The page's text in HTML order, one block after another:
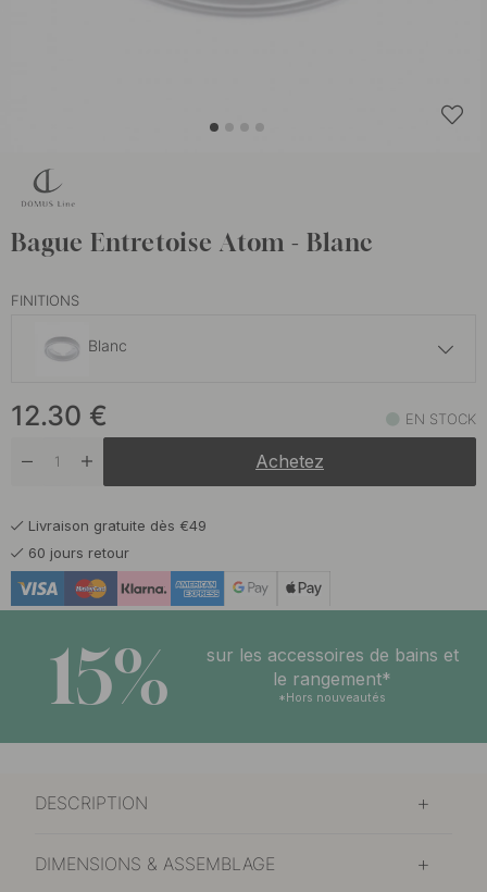
Bague Entretoise Atom - Blanc
FINITIONS
Blanc
Finition en acier inoxydable En stock
12.30 € EN STOCK
Achetez
Livraison gratuite dès €49
60 jours retour
15%
sur les accessoires de bains et
le rangement*
*Hors nouveautés
DESCRIPTION
DIMENSIONS & ASSEMBLAGE